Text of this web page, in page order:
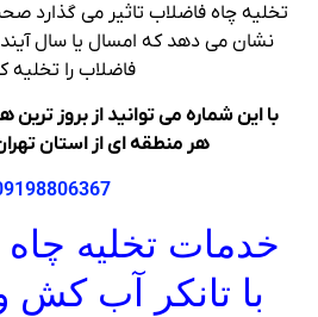
تخلیه چاه فاضلاب تاثیر می گذارد
نشان می دهد که امسال یا سال
فاضلاب را تخلیه
با این شماره می توانید از بروز
هر منطقه ای از استان
خدمات تخلیه چاه
با تانکر آب